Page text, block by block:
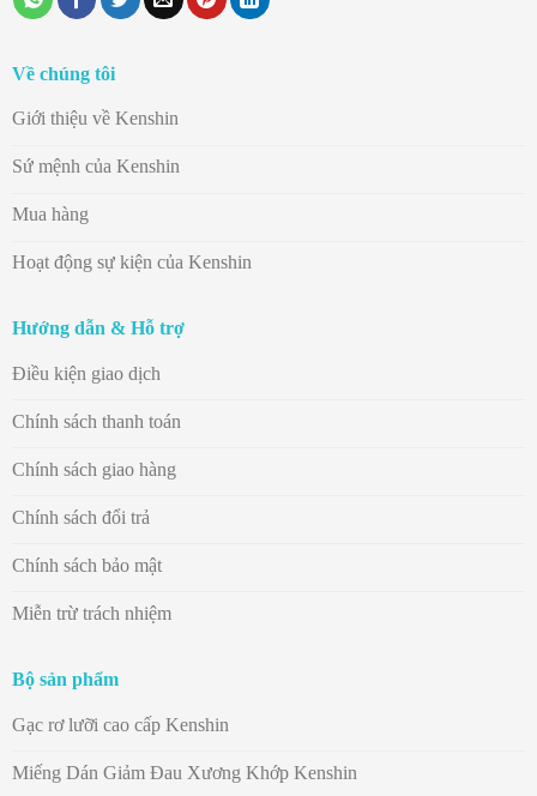
Về chúng tôi
Giới thiệu về Kenshin
Sứ mệnh của Kenshin
Mua hàng
Hoạt động sự kiện của Kenshin
Hướng dẫn & Hỗ trợ
Điều kiện giao dịch
Chính sách thanh toán
Chính sách giao hàng
Chính sách đổi trả
Chính sách bảo mật
Miễn trừ trách nhiệm
Bộ sản phẩm
Gạc rơ lưỡi cao cấp Kenshin
Miếng Dán Giảm Đau Xương Khớp Kenshin